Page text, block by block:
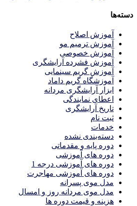
دسته‌ها
آموزش اصلاح
آموزش ترمیم مو
آموزش خصوصی
آموزش فشرده آرایشگری
آموزش گریم سینمایی
آموزشگاه گریم داماد
ابزار آرایشگری مردانه
اعطای نمایندگی
تاریخ آرایشگری
ثبت نام
خدمات
دسته‌بندی نشده
دوره پایه و مقدماتی
دوره های آموزشی
دوره های آموزشی درجه 1
دوره های آموزشی مهاجرت
مدل موی پسرانه
مدل موی مردانه روز و امسال
هزینه و قیمت دوره ها